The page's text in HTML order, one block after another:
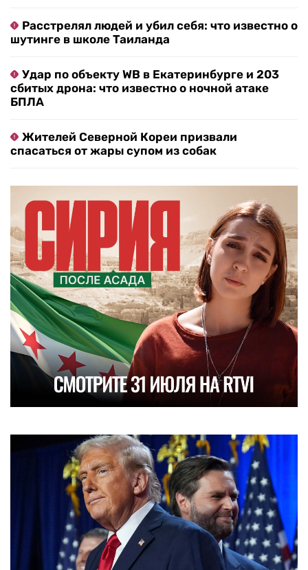
Расстрелял людей и убил себя: что известно о
шутинге в школе Таиланда
Удар по объекту WB в Екатеринбурге и 203
сбитых дрона: что известно о ночной атаке
БПЛА
Жителей Северной Кореи призвали
спасаться от жары супом из собак